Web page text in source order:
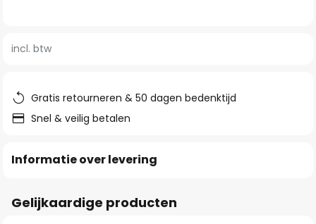
van
gallerij
incl. btw
Gratis retourneren & 50 dagen bedenktijd
Snel & veilig betalen
Informatie over levering
Gelijkaardige producten